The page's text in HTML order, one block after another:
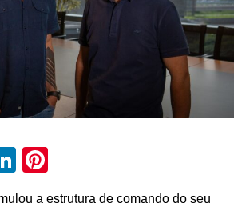
equipe da EXEC
LinkedIn
Pinterest
a estrutura de comando do seu